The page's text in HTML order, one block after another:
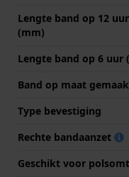
Lengte band op 12 uur
(mm)
Lengte band op 6 uur
Band op maat
Type bevestiging
Rechte bandaanzet
Geschikt voor